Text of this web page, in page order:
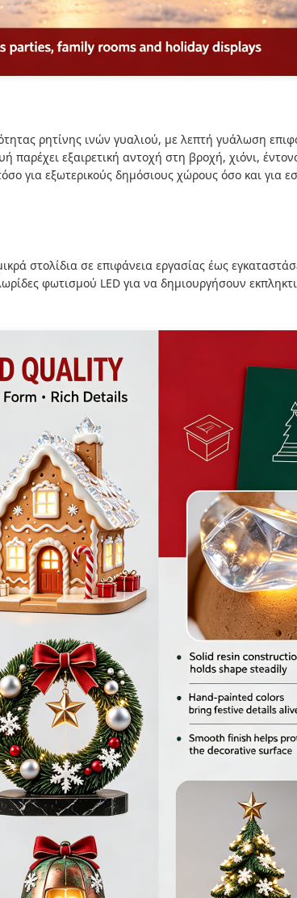
ρητίνης ινών γυαλιού, με λεπτή γυάλωση
παρέχει εξαιρετική αντοχή στη βροχή, χιόνι,
για εξωτερικούς δημόσιους χώρους όσο και για
στολίδια σε επιφάνεια εργασίας έως
φωτισμού LED για να δημιουργήσουν